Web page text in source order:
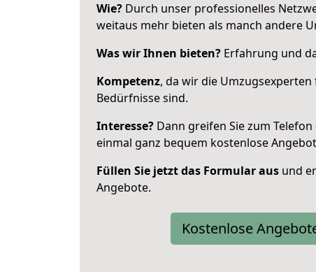
Wie? Durch unser professionelles
weitaus mehr bieten als manch andere
Was wir Ihnen bieten? Erfahrung und
Kompetenz, da wir die
Bedürfnisse sind.
Interesse? Dann greifen Sie zum
einmal ganz bequem kostenlose
Füllen Sie jetzt das Formular aus und
Angebote.
Kostenlose